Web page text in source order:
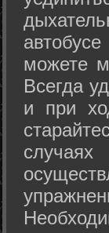
можете
Всегда
и при